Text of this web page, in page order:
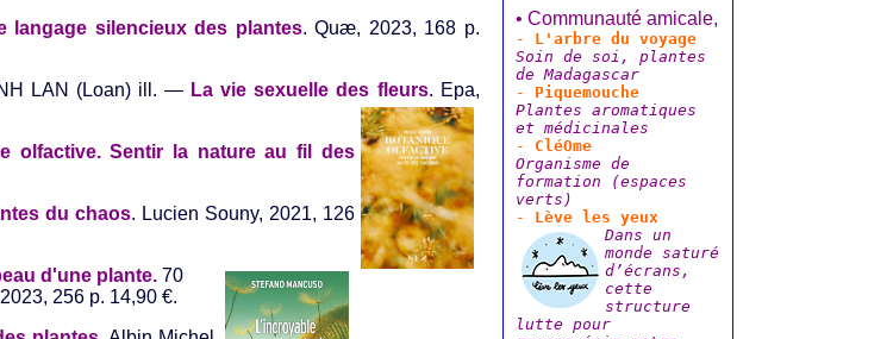
• Communauté amicale,
- L'arbre du voyage
Soin de soi, plantes
de Madagascar
- Piquemouche
Plantes aromatiques
et médicinales
- CléOme
Organisme de
formation (espaces
verts)
- Lève les yeux
Dans un
monde saturé
d’écrans,
cette
structure
lutte pour
langage silencieux des plantes. Quæ, 2023, 168 p.
LAN (Loan) ill. — La vie sexuelle des fleurs. Epa,
olfactive. Sentir la nature au fil des
du chaos. Lucien Souny, 2021, 126
d'une plante. 70
256 p. 14,90 €.